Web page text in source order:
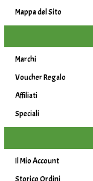
Mappa del Sito
Marchi
Voucher Regalo
Affiliati
Speciali
Il Mio Account